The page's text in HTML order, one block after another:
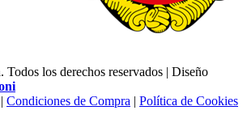
los derechos reservados | Diseño
| Condiciones de Compra | Política de Cookies